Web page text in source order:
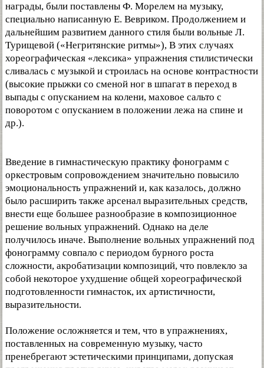
награды, были поставлены Ф. Морелем на музыку,
специально написанную Е. Вевриком. Продолжением и
дальнейшим развитием данного стиля были вольные Л.
Турищевой («Негритянские ритмы»), В этих случаях
хореографическая «лексика» упражнения стилистически
сливалась с музыкой и строилась на основе контрастности
(высокие прыжки со сменой ног в шпагат в переход в
выпады с опусканием на колени, маховое сальто с
поворотом с опусканием в положении лежа на спине и
др.).
Введение в гимнастическую практику фонограмм с
оркестровым сопровождением значительно повысило
эмоциональность упражнений и, как казалось, должно
было расширить также арсенал выразительных средств,
внести еще большее разнообразие в композиционное
решение вольных упражнений. Однако на деле
получилось иначе. Выполнение вольных упражнений под
фонограмму совпало с периодом бурного роста
сложности, акробатизации композиций, что повлекло за
собой некоторое ухудшение общей хореографической
подготовленности гимнасток, их артистичности,
выразительности.
Положение осложняется и тем, что в упражнениях,
поставленных на современную музыку, часто
пренебрегают эстетическими принципами, допуская